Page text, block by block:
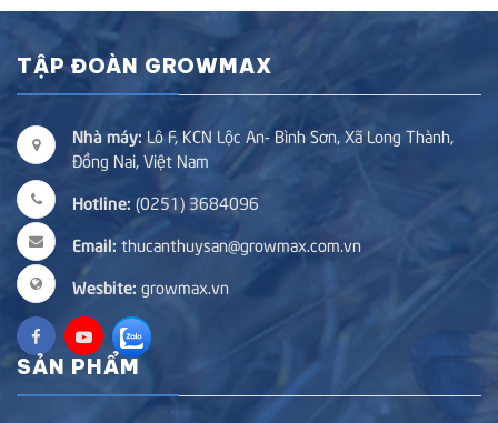
TẬP ĐOÀN GROWMAX
Nhà máy: Lô F, KCN Lộc An- Bình Sơn, Xã Long Thành,
Đồng Nai, Việt Nam
Hotline: (0251) 3684096
Email: thucanthuysan@growmax.com.vn
Wesbite: growmax.vn
SẢN PHẨM